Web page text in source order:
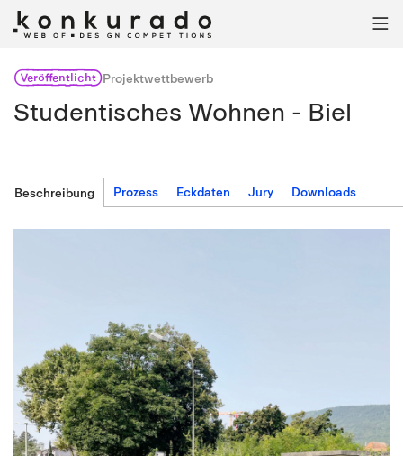

VeröffentlichtProjektwettbewerb
Studentisches Wohnen - Biel
Beschreibung Prozess Eckdaten Jury Downloads